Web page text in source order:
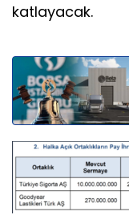
katlayacak.